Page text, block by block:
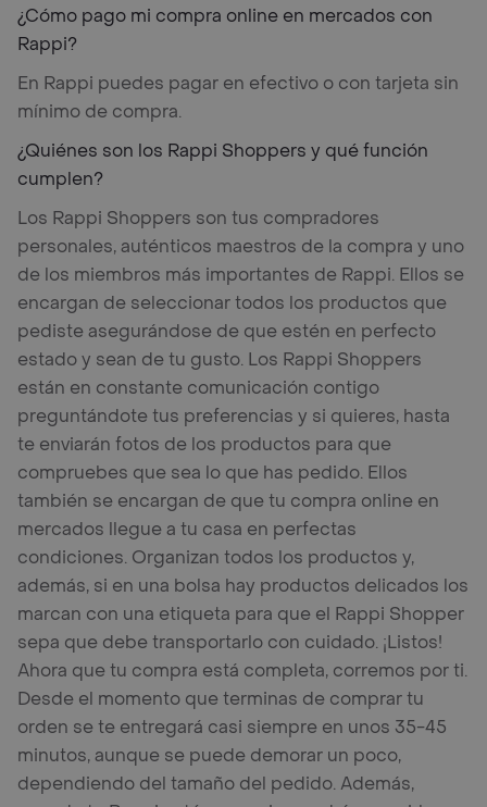
¿Cómo pago mi compra online en mercados con
Rappi?
En Rappi puedes pagar en efectivo o con tarjeta sin
mínimo de compra.
¿Quiénes son los Rappi Shoppers y qué función
cumplen?
Los Rappi Shoppers son tus compradores
personales, auténticos maestros de la compra y uno
de los miembros más importantes de Rappi. Ellos se
encargan de seleccionar todos los productos que
pediste asegurándose de que estén en perfecto
estado y sean de tu gusto. Los Rappi Shoppers
están en constante comunicación contigo
preguntándote tus preferencias y si quieres, hasta
te enviarán fotos de los productos para que
compruebes que sea lo que has pedido. Ellos
también se encargan de que tu compra online en
mercados llegue a tu casa en perfectas
condiciones. Organizan todos los productos y,
además, si en una bolsa hay productos delicados los
marcan con una etiqueta para que el Rappi Shopper
sepa que debe transportarlo con cuidado. ¡Listos!
Ahora que tu compra está completa, corremos por ti.
Desde el momento que terminas de comprar tu
orden se te entregará casi siempre en unos 35-45
minutos, aunque se puede demorar un poco,
dependiendo del tamaño del pedido. Además,